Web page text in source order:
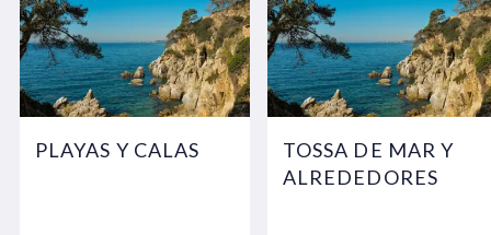
PLAYAS Y CALAS
TOSSA DE MAR Y
ALREDEDORES